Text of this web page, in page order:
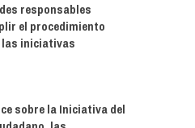
responsables
el procedimiento
iniciativas
sobre la Iniciativa del